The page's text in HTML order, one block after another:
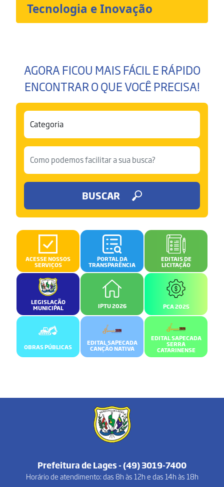
Tecnologia e Inovação
AGORA FICOU MAIS FÁCIL E RÁPIDO
ENCONTRAR O QUE VOCÊ PRECISA!
BUSCAR
ACESSE NOSSOS
SERVIÇOS
PORTAL DA
TRANSPARÊNCIA
EDITAIS DE
LICITAÇÃO
LEGISLAÇÃO
MUNICIPAL IPTU 2026 PCA 2025
OBRAS PÚBLICAS
EDITAL SAPECADA
CANÇÃO NATIVA
EDITAL SAPECADA
SERRA
CATARINENSE
Prefeitura de Lages - (49) 3019-7400
Horário de atendimento: das 8h às 12h e das 14h às 18h